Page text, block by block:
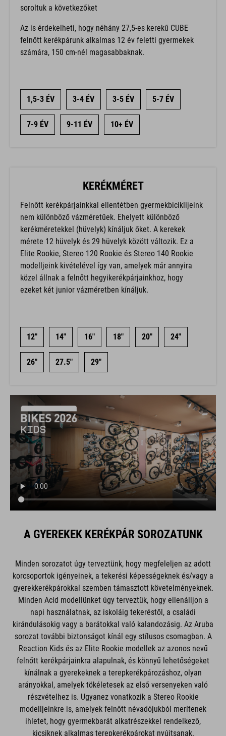
soroltuk a következőket
Az is érdekelheti, hogy néhány 27,5-es kerekű CUBE
felnőtt kerékpárunk alkalmas 12 év feletti gyermekek
számára, 150 cm-nél magasabbaknak.
1,5-3 ÉV 3-4 ÉV 3-5 ÉV 5-7 ÉV
7-9 ÉV 9-11 ÉV 10+ ÉV
KERÉKMÉRET
Felnőtt kerékpárjainkkal ellentétben gyermekbiciklijeink
nem különböző vázméretűek. Ehelyett különböző
kerékméretekkel (hüvelyk) kínáljuk őket. A kerekek
mérete 12 hüvelyk és 29 hüvelyk között változik. Ez a
Elite Rookie, Stereo 120 Rookie és Stereo 140 Rookie
modelljeink kivételével így van, amelyek már annyira
közel állnak a felnőtt hegyikerékpárjainkhoz, hogy
ezeket két junior vázméretben kínáljuk.
12" 14" 16" 18" 20" 24"
26" 27.5" 29"
A GYEREKEK KERÉKPÁR SOROZATUNK
Minden sorozatot úgy terveztünk, hogy megfeleljen az adott
korcsoportok igényeinek, a tekerési képességeknek és/vagy a
gyerekkerékpárokkal szemben támasztott követelményeknek.
Minden Acid modellünket úgy terveztük, hogy ellenálljon a
napi használatnak, az iskoláig tekeréstől, a családi
kirándulásokig vagy a barátokkal való kalandozásig. Az Aruba
sorozat további biztonságot kínál egy stílusos csomagban. A
Reaction Kids és az Elite Rookie modellek az azonos nevű
felnőtt kerékpárjainkra alapulnak, és könnyű lehetőségeket
kínálnak a gyerekeknek a terepkerékpározáshoz, olyan
arányokkal, amelyek tökéletesek az első versenyeken való
részvételhez is. Ugyanez vonatkozik a Stereo Rookie
modelljeinkre is, amelyek felnőtt névadójukból merítenek
ihletet, hogy gyermekbarát alkatrészekkel rendelkező,
kicsiknek alkalmas terepkerékpárokat nyújtsanak.